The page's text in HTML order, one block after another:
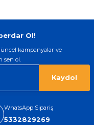
Ol!
kampanyalar ve
ol.
Kaydol
WhatsApp Sipariş
5332829269